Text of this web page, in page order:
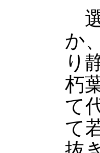
か
り
朽
て
て